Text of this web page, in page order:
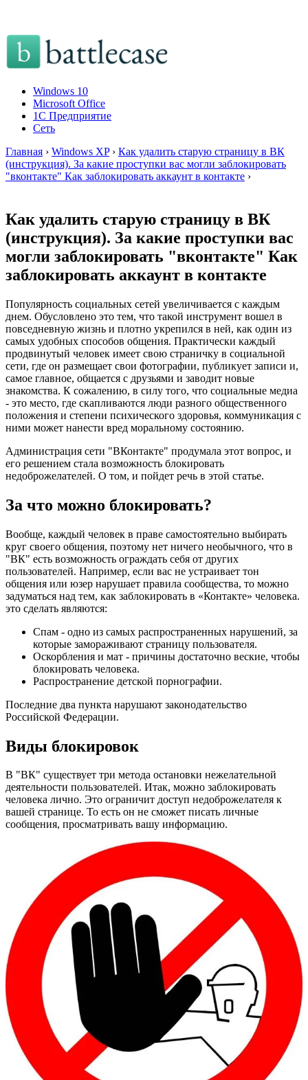
Windows 10
Microsoft Office
1C Предприятие
Сеть
Главная › Windows XP › Как удалить старую страницу в ВК
(инструкция). За какие проступки вас могли заблокировать
"вконтакте" Как заблокировать аккаунт в контакте ›
Как удалить старую страницу в ВК
(инструкция). За какие проступки вас
могли заблокировать "вконтакте" Как
заблокировать аккаунт в контакте
Популярность социальных сетей увеличивается с каждым
днем. Обусловлено это тем, что такой инструмент вошел в
повседневную жизнь и плотно укрепился в ней, как один из
самых удобных способов общения. Практически каждый
продвинутый человек имеет свою страничку в социальной
сети, где он размещает свои фотографии, публикует записи и,
самое главное, общается с друзьями и заводит новые
знакомства. К сожалению, в силу того, что социальные медиа
- это место, где скапливаются люди разного общественного
положения и степени психического здоровья, коммуникация с
ними может нанести вред моральному состоянию.
Администрация сети "ВКонтакте" продумала этот вопрос, и
его решением стала возможность блокировать
недоброжелателей. О том, и пойдет речь в этой статье.
За что можно блокировать?
Вообще, каждый человек в праве самостоятельно выбирать
круг своего общения, поэтому нет ничего необычного, что в
"ВК" есть возможность ограждать себя от других
пользователей. Например, если вас не устраивает тон
общения или юзер нарушает правила сообщества, то можно
задуматься над тем, как заблокировать в «Контакте» человека.
это сделать являются:
Спам - одно из самых распространенных нарушений, за
которые замораживают страницу пользователя.
Оскорбления и мат - причины достаточно веские, чтобы
блокировать человека.
Распространение детской порнографии.
Последние два пункта нарушают законодательство
Российской Федерации.
Виды блокировок
В "ВК" существует три метода остановки нежелательной
деятельности пользователей. Итак, можно заблокировать
человека лично. Это ограничит доступ недоброжелателя к
вашей странице. То есть он не сможет писать личные
сообщения, просматривать вашу информацию.